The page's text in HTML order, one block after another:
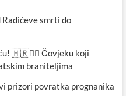
smrti do
🇭🇷🏃‍♂️ Čovjeku koji
braniteljima
prizori povratka prognanika